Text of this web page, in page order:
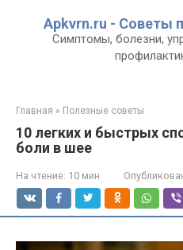
Apkvrn.ru - Советы
Симптомы, болезни,
Главная » Полезные советы
10 легких и быстрых
боли в шее
На чтение: 10 мин